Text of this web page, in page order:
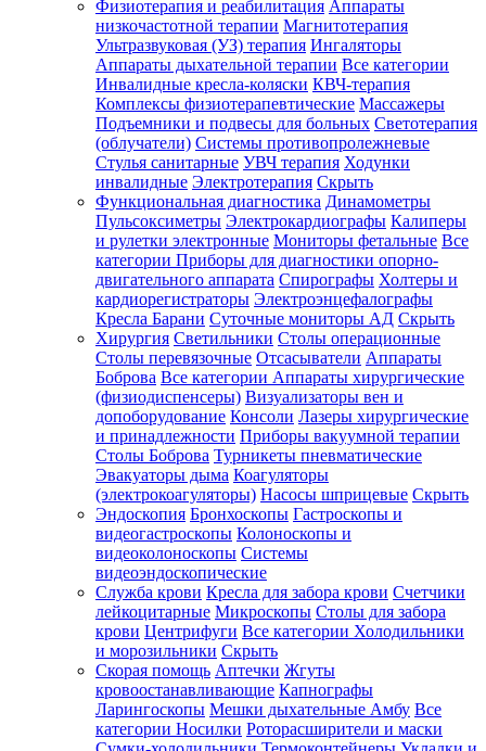
Физиотерапия и реабилитация Аппараты
низкочастотной терапии Магнитотерапия
Ультразвуковая (УЗ) терапия Ингаляторы
Аппараты дыхательной терапии Все категории
Инвалидные кресла-коляски КВЧ-терапия
Комплексы физиотерапевтические Массажеры
Подъемники и подвесы для больных Светотерапия
(облучатели) Системы противопролежневые
Стулья санитарные УВЧ терапия Ходунки
инвалидные Электротерапия Скрыть
Функциональная диагностика Динамометры
Пульсоксиметры Электрокардиографы Калиперы
и рулетки электронные Мониторы фетальные Все
категории Приборы для диагностики опорно-
двигательного аппарата Спирографы Холтеры и
кардиорегистраторы Электроэнцефалографы
Кресла Барани Суточные мониторы АД Скрыть
Хирургия Светильники Столы операционные
Столы перевязочные Отсасыватели Аппараты
Боброва Все категории Аппараты хирургические
(физиодиспенсеры) Визуализаторы вен и
допоборудование Консоли Лазеры хирургические
и принадлежности Приборы вакуумной терапии
Столы Боброва Турникеты пневматические
Эвакуаторы дыма Коагуляторы
(электрокоагуляторы) Насосы шприцевые Скрыть
Эндоскопия Бронхоскопы Гастроскопы и
видеогастроскопы Колоноскопы и
видеоколоноскопы Системы
видеоэндоскопические
Служба крови Кресла для забора крови Счетчики
лейкоцитарные Микроскопы Столы для забора
крови Центрифуги Все категории Холодильники
и морозильники Скрыть
Скорая помощь Аптечки Жгуты
кровоостанавливающие Капнографы
Ларингоскопы Мешки дыхательные Амбу Все
категории Носилки Роторасширители и маски